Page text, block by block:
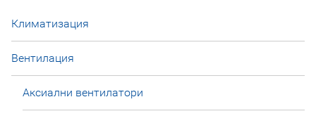
Климатизация
Вентилация
Аксиални вентилатори